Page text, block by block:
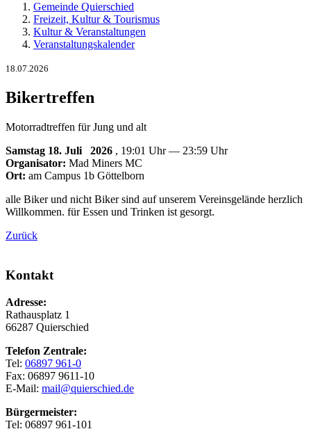
Gemeinde Quierschied
Freizeit, Kultur & Tourismus
Kultur & Veranstaltungen
Veranstaltungskalender
18.07.2026
Bikertreffen
Motorradtreffen für Jung und alt
Samstag 18. Juli
2026 , 19:01 Uhr — 23:59 Uhr
Organisator: Mad Miners MC
Ort: am Campus 1b Göttelborn
alle Biker und nicht Biker sind auf unserem Vereinsgelände herzlich
Willkommen. für Essen und Trinken ist gesorgt.
Zurück
Kontakt
Adresse:
Rathausplatz 1
66287 Quierschied
Telefon Zentrale:
Tel: 06897 961-0
Fax: 06897 9611-10
E-Mail: mail@quierschied.de
Bürgermeister:
Tel: 06897 961-101